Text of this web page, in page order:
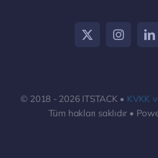
© 2018 - 2026 ITSTACK • KVKK
Tüm hakları saklıdır •